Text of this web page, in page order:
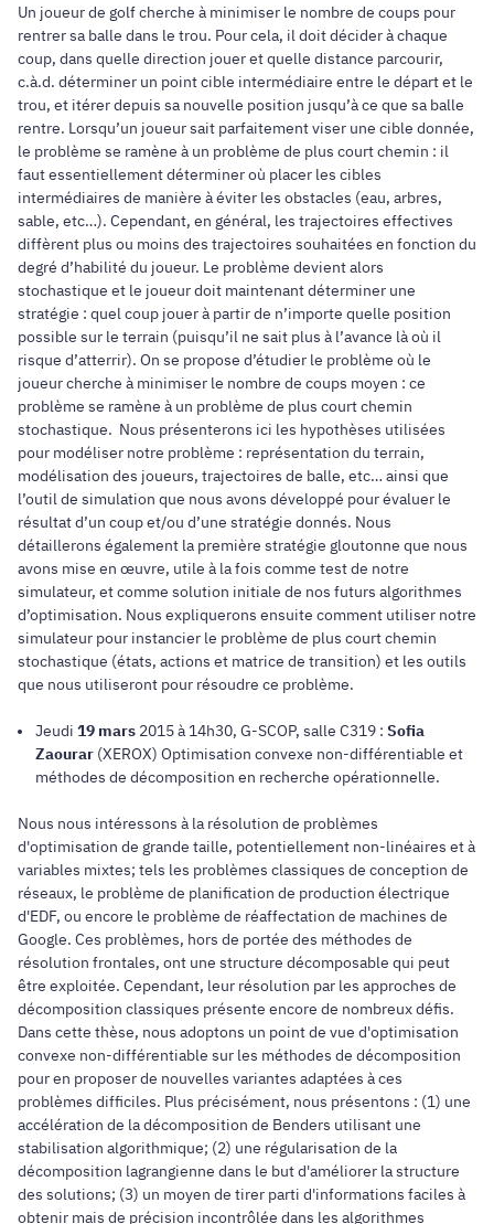
Un joueur de golf cherche à minimiser le nombre de coups pour
rentrer sa balle dans le trou. Pour cela, il doit décider à chaque
coup, dans quelle direction jouer et quelle distance parcourir,
c.à.d. déterminer un point cible intermédiaire entre le départ et le
trou, et itérer depuis sa nouvelle position jusqu’à ce que sa balle
rentre. Lorsqu’un joueur sait parfaitement viser une cible donnée,
le problème se ramène à un problème de plus court chemin : il
faut essentiellement déterminer où placer les cibles
intermédiaires de manière à éviter les obstacles (eau, arbres,
sable, etc…). Cependant, en général, les trajectoires effectives
diffèrent plus ou moins des trajectoires souhaitées en fonction du
degré d’habilité du joueur. Le problème devient alors
stochastique et le joueur doit maintenant déterminer une
stratégie : quel coup jouer à partir de n’importe quelle position
possible sur le terrain (puisqu’il ne sait plus à l’avance là où il
risque d’atterrir). On se propose d’étudier le problème où le
joueur cherche à minimiser le nombre de coups moyen : ce
problème se ramène à un problème de plus court chemin
stochastique. Nous présenterons ici les hypothèses utilisées
pour modéliser notre problème : représentation du terrain,
modélisation des joueurs, trajectoires de balle, etc… ainsi que
l’outil de simulation que nous avons développé pour évaluer le
résultat d’un coup et/ou d’une stratégie donnés. Nous
détaillerons également la première stratégie gloutonne que nous
avons mise en œuvre, utile à la fois comme test de notre
simulateur, et comme solution initiale de nos futurs algorithmes
d’optimisation. Nous expliquerons ensuite comment utiliser notre
simulateur pour instancier le problème de plus court chemin
stochastique (états, actions et matrice de transition) et les outils
que nous utiliseront pour résoudre ce problème.
Jeudi 19 mars 2015 à 14h30, G-SCOP, salle C319 : Sofia
Zaourar (XEROX) Optimisation convexe non-différentiable et
méthodes de décomposition en recherche opérationnelle.
Nous nous intéressons à la résolution de problèmes
d'optimisation de grande taille, potentiellement non-linéaires et à
variables mixtes; tels les problèmes classiques de conception de
réseaux, le problème de planification de production électrique
d'EDF, ou encore le problème de réaffectation de machines de
Google. Ces problèmes, hors de portée des méthodes de
résolution frontales, ont une structure décomposable qui peut
être exploitée. Cependant, leur résolution par les approches de
décomposition classiques présente encore de nombreux défis.
Dans cette thèse, nous adoptons un point de vue d'optimisation
convexe non-différentiable sur les méthodes de décomposition
pour en proposer de nouvelles variantes adaptées à ces
problèmes difficiles. Plus précisément, nous présentons : (1) une
accélération de la décomposition de Benders utilisant une
stabilisation algorithmique; (2) une régularisation de la
décomposition lagrangienne dans le but d'améliorer la structure
des solutions; (3) un moyen de tirer parti d'informations faciles à
obtenir mais de précision incontrôlée dans les algorithmes